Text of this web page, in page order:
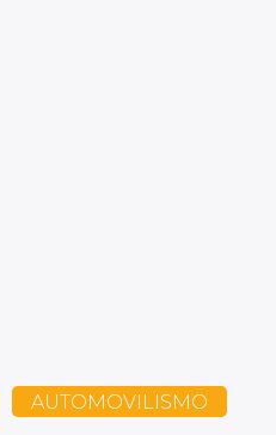
AUTOMOVILISMO